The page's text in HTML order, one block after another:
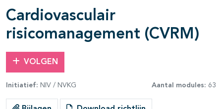
Cardiovasculair
risicomanagement (CVRM)
VOLGEN
Initiatief: NIV / NVKG Aantal modules: 63
open- en dichtklappen